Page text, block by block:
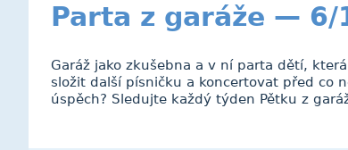
Parta z garáže —
Garáž jako zkušebna a v ní parta dětí,
složit další písničku a koncertovat před co
úspěch? Sledujte každý týden Pětku z